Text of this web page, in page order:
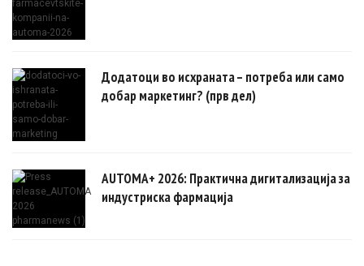
Додатоци во исхраната – потреба или само
добар маркетинг? (прв дел)
AUTOMA+ 2026: Практична дигитализација за
индустриска фармација